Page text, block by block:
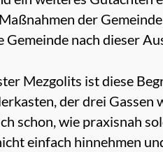
der
Gemeinde nach dieser
Mezgolits ist diese
der drei
schon, wie praxisnah
einfach hinnehmen